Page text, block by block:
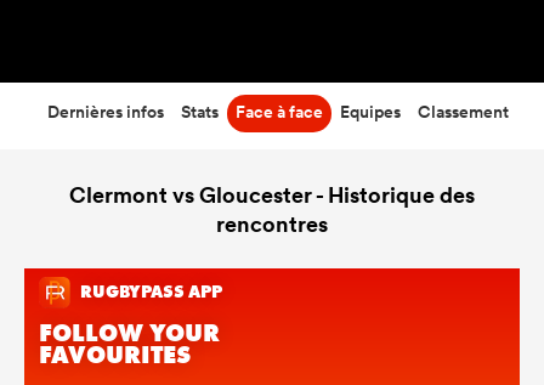
Dernières infos Stats Face à face Equipes Classement
Clermont vs Gloucester - Historique des
rencontres